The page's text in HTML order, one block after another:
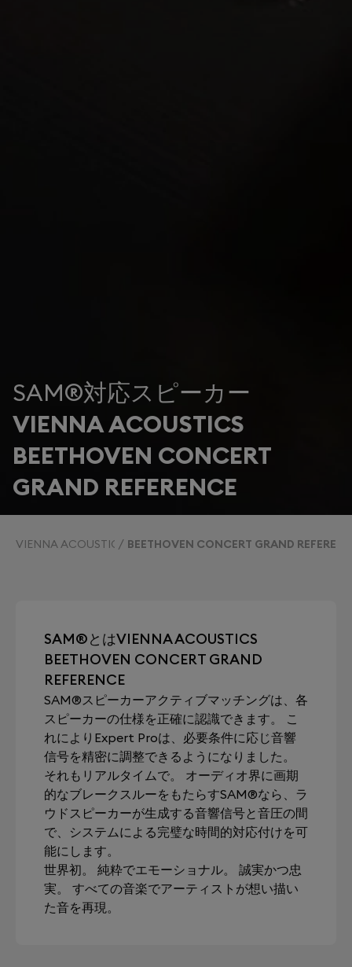
SAM®対応スピーカー
VIENNA ACOUSTICS
BEETHOVEN CONCERT
GRAND REFERENCE
VIENNA ACOUSTICS BEETHOVEN CONCERT GRAND
SAM®とはVIENNA ACOUSTICS
BEETHOVEN CONCERT GRAND
REFERENCE
SAM®スピーカーアクティブマッチングは、各
スピーカーの仕様を正確に認識できます。 こ
れによりExpert Proは、必要条件に応じ音響
信号を精密に調整できるようになりました。
それもリアルタイムで。 オーディオ界に画期
的なブレークスルーをもたらすSAM®なら、ラ
ウドスピーカーが生成する音響信号と音圧の間
で、システムによる完璧な時間的対応付けを可
能にします。
世界初。 純粋でエモーショナル。 誠実かつ忠
実。 すべての音楽でアーティストが想い描い
た音を再現。